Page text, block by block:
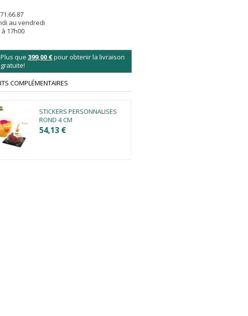
au vendredi
17h00
Plus que399,00 €pour obtenir la livraison
gratuite!
COMPLÉMENTAIRES
STICKERS PERSONNALISES
ROND 4 CM
54,13 €